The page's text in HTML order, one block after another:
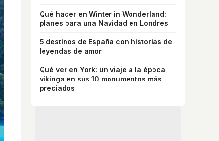
Qué hacer en Winter in Wonderland:
planes para una Navidad en Londres
5 destinos de España con historias de
leyendas de amor
Qué ver en York: un viaje a la época
vikinga en sus 10 monumentos más
preciados